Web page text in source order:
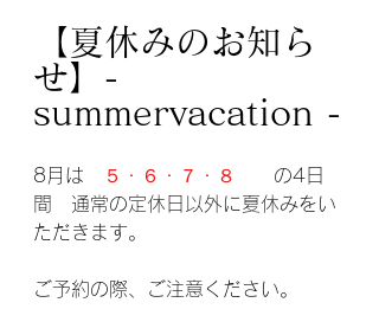
【夏休みのお知ら
せ】-
summervacation -
8月は ５・６・７・８
の4日
間　通常の定休日以外に夏休みをい
ただきます。
ご予約の際、ご注意ください。